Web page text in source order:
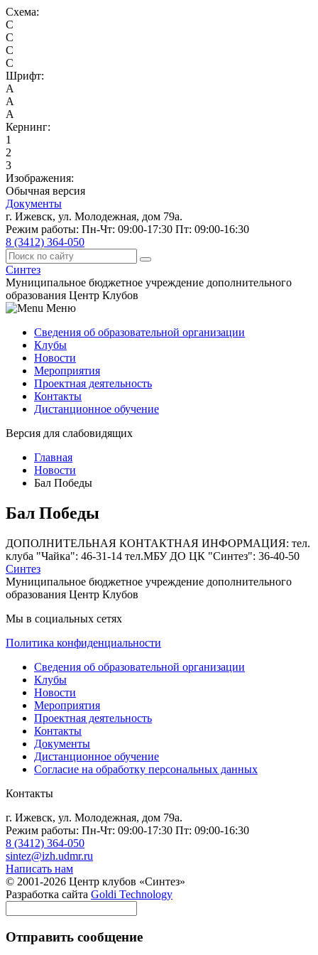
Схема:
C
C
C
C
Шрифт:
A
A
A
Кернинг:
1
2
3
Изображения:
Обычная версия
Документы
г. Ижевск, ул. Молодежная, дом 79а.
Режим работы: Пн-Чт: 09:00-17:30 Пт: 09:00-16:30
8 (3412) 364-050
Синтез
Муниципальное бюджетное учреждение дополнительного
образования Центр Клубов
Меню
Сведения об образовательной организации
Клубы
Новости
Мероприятия
Проектная деятельность
Контакты
Дистанционное обучение
Версия для слабовидящих
Главная
Новости
Бал Победы
Бал Победы
ДОПОЛНИТЕЛЬНАЯ КОНТАКТНАЯ ИНФОРМАЦИЯ: тел.
клуба "Чайка": 46-31-14 тел.МБУ ДО ЦК "Синтез": 36-40-50
Синтез
Муниципальное бюджетное учреждение дополнительного
образования Центр Клубов
Мы в социальных сетях
Политика конфиденциальности
Сведения об образовательной организации
Клубы
Новости
Мероприятия
Проектная деятельность
Контакты
Документы
Дистанционное обучение
Согласие на обработку персональных данных
Контакты
г. Ижевск, ул. Молодежная, дом 79а.
Режим работы: Пн-Чт: 09:00-17:30 Пт: 09:00-16:30
8 (3412) 364-050
sintez@izh.udmr.ru
Написать нам
© 2001-2026 Центр клубов «Синтез»
Разработка сайта Goldi Technology
Отправить сообщение